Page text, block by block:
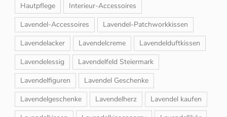
Hautpflege
Interieur-Accessoires
Lavendel-Accessoires
Lavendel-Patchworkkissen
Lavendelacker
Lavendelcreme
Lavendelduftkissen
Lavendelessig
Lavendelfeld Steiermark
Lavendelfiguren
Lavendel Geschenke
Lavendelgeschenke
Lavendelherz
Lavendel kaufen